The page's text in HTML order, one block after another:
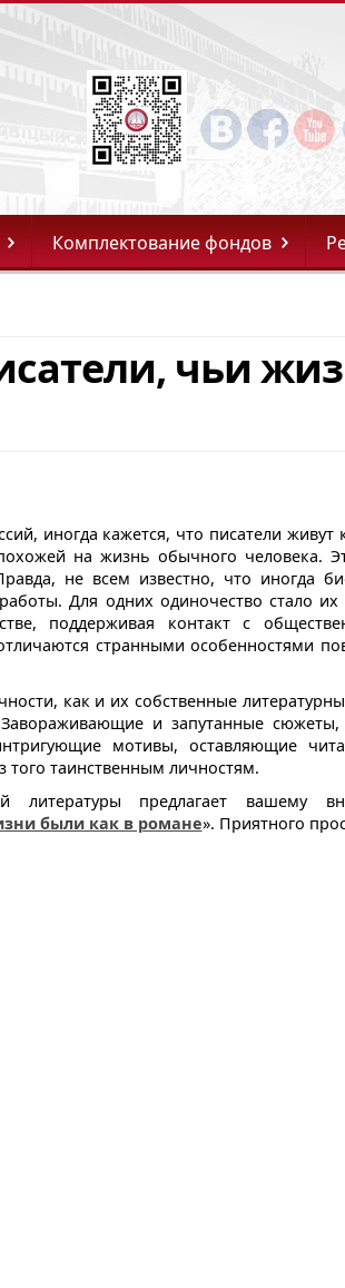
Комплектование фондов
чьи
иногда кажется, что писатели живут
на жизнь обычного человека.
не всем известно, что иногда
Для одних одиночество стало
поддерживая контакт с
странными особенностями
как и их собственные
и запутанные
мотивы, оставляющие
того таинственным личностям.
литературы предлагает вашему
были как в романе». Приятного